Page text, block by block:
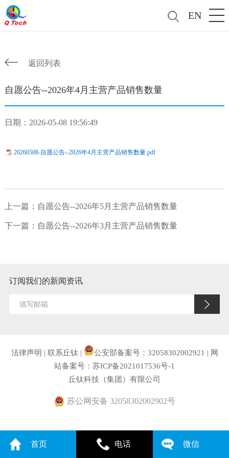
EN
返回列表
自愿公告--2026年4月主营产品销售数量
日期：2026-05-08 19:56:49
20260508-自愿公告--2026年4月主营产品销售数量.pdf
上一篇： 自愿公告--2026年5月主营产品销售数量
下一篇： 自愿公告--2026年3月主营产品销售数量
订阅我们的新闻资讯
法律声明 | 联系丘钛| 公安部备案号：32058302002921 | 网
站备案号：苏ICP备2021017536号-1
丘钛科技（集团）有限公司
苏公网安备 32058302002902号
首页 电话 微信